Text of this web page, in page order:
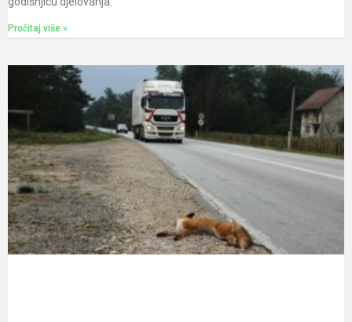
Pročitaj više »